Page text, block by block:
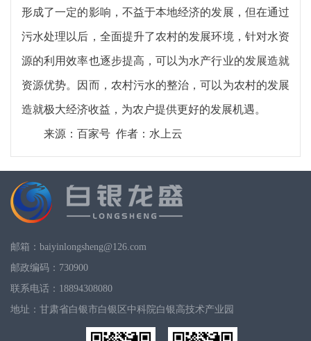
形成了一定的影响，不益于本地经济的发展，但在通过
污水处理以后，全面提升了农村的发展环境，针对水资
源的利用效率也逐步提高，可以为水产行业的发展造就
资源优势。因而，农村污水的整治，可以为农村的发展
造就极大经济收益，为农户提供更好的发展机遇。
来源：百家号 作者：水上云
邮箱：baiyinlongsheng@126.com
邮政编码：730900
联系电话：18894308080
地址：甘肃省白银市白银区中科院白银高技术产业园